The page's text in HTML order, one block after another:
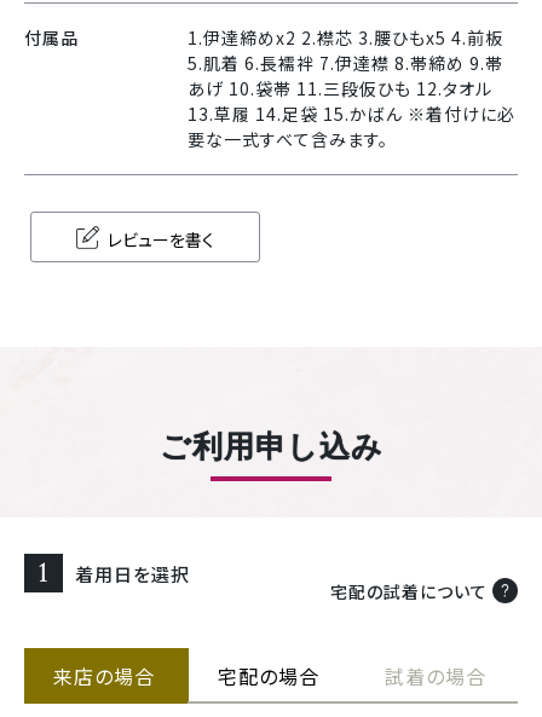
付属品
1.伊達締めx2 2.襟芯 3.腰ひもx5 4.前板
5.肌着 6.長襦袢 7.伊達襟 8.帯締め 9.帯
あげ 10.袋帯 11.三段仮ひも 12.タオル
13.草履 14.足袋 15.かばん ※着付けに必
要な一式すべて含みます。
レビューを書く
ご利用申し込み
1 着用日を選択
宅配の試着について
来店の場合 宅配の場合 試着の場合